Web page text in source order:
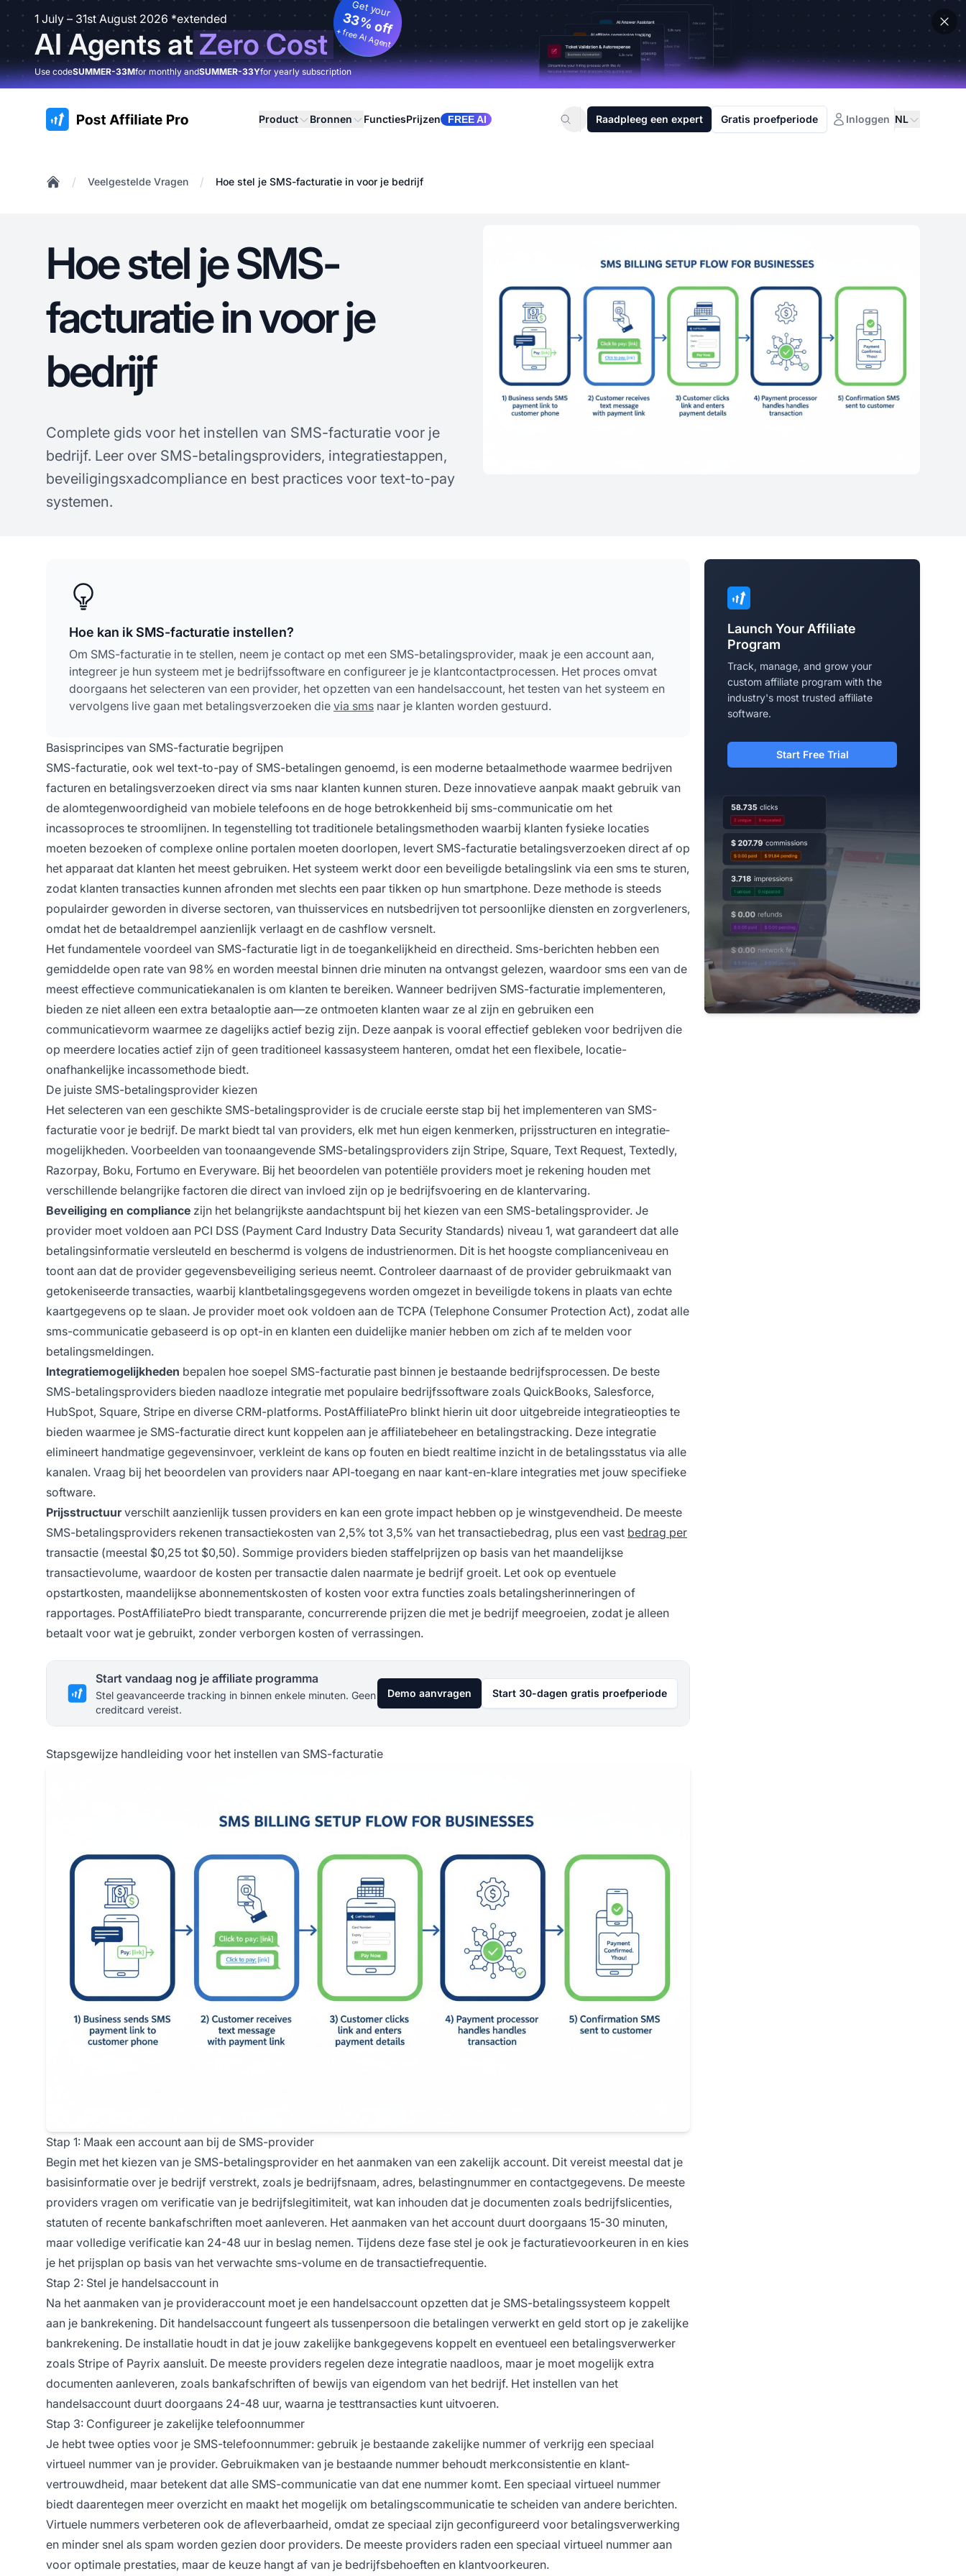
1 July – 31st August 2026 *extended
AI Agents atZero Cost
Get your
33% off
+ free AI Agent
Use codeSUMMER-33Mfor monthly andSUMMER-33Yfor yearly subscription
:site.title Product Bronnen FunctiesPrijzen FREE AI Raadpleeg een expert Gratis proefperiode Inloggen NL
/ Veelgestelde Vragen / Hoe stel je SMS-facturatie in voor je bedrijf
Hoe stel je SMS-
facturatie in voor je
bedrijf
Complete gids voor het instellen van SMS-facturatie voor je
bedrijf. Leer over SMS-betalingsproviders, integratiestappen,
beveiligingsxadcompliance en best practices voor text-to-pay
systemen.
Hoe kan ik SMS-facturatie instellen?
Om SMS-facturatie in te stellen, neem je contact op met een SMS-betalingsprovider, maak je een account aan,
integreer je hun systeem met je bedrijfssoftware en configureer je je klantcontactprocessen. Het proces omvat
doorgaans het selecteren van een provider, het opzetten van een handelsaccount, het testen van het systeem en
vervolgens live gaan met betalingsverzoeken die via sms naar je klanten worden gestuurd.
Basisprincipes van SMS-facturatie begrijpen
SMS-facturatie, ook wel text-to-pay of SMS-betalingen genoemd, is een moderne betaalmethode waarmee bedrijven
facturen en betalingsverzoeken direct via sms naar klanten kunnen sturen. Deze innovatieve aanpak maakt gebruik van
de alomtegenwoordigheid van mobiele telefoons en de hoge betrokkenheid bij sms-communicatie om het
incassoproces te stroomlijnen. In tegenstelling tot traditionele betalingsmethoden waarbij klanten fysieke locaties
moeten bezoeken of complexe online portalen moeten doorlopen, levert SMS-facturatie betalingsverzoeken direct af op
het apparaat dat klanten het meest gebruiken. Het systeem werkt door een beveiligde betalingslink via een sms te sturen,
zodat klanten transacties kunnen afronden met slechts een paar tikken op hun smartphone. Deze methode is steeds
populairder geworden in diverse sectoren, van thuisservices en nutsbedrijven tot persoonlijke diensten en zorgverleners,
omdat het de betaal­drempel aanzienlijk verlaagt en de cashflow versnelt.
Het fundamentele voordeel van SMS-facturatie ligt in de toegankelijkheid en directheid. Sms-berichten hebben een
gemiddelde open rate van 98% en worden meestal binnen drie minuten na ontvangst gelezen, waardoor sms een van de
meest effectieve communicatiekanalen is om klanten te bereiken. Wanneer bedrijven SMS-facturatie implementeren,
bieden ze niet alleen een extra betaaloptie aan—ze ontmoeten klanten waar ze al zijn en gebruiken een
communicatievorm waarmee ze dagelijks actief bezig zijn. Deze aanpak is vooral effectief gebleken voor bedrijven die
op meerdere locaties actief zijn of geen traditioneel kassasysteem hanteren, omdat het een flexibele, locatie-
onafhankelijke incassomethode biedt.
De juiste SMS-betalingsprovider kiezen
Het selecteren van een geschikte SMS-betalingsprovider is de cruciale eerste stap bij het implementeren van SMS-
facturatie voor je bedrijf. De markt biedt tal van providers, elk met hun eigen kenmerken, prijsstructuren en integratie­
mogelijkheden. Voorbeelden van toonaangevende SMS-betalingsproviders zijn Stripe, Square, Text Request, Textedly,
Razorpay, Boku, Fortumo en Everyware. Bij het beoordelen van potentiële providers moet je rekening houden met
verschillende belangrijke factoren die direct van invloed zijn op je bedrijfsvoering en de klantervaring.
Beveiliging en compliance zijn het belangrijkste aandachtspunt bij het kiezen van een SMS-betalingsprovider. Je
provider moet voldoen aan PCI DSS (Payment Card Industry Data Security Standards) niveau 1, wat garandeert dat alle
betalingsinformatie versleuteld en beschermd is volgens de industrienormen. Dit is het hoogste complianceniveau en
toont aan dat de provider gegevensbeveiliging serieus neemt. Controleer daarnaast of de provider gebruikmaakt van
getokeniseerde transacties, waarbij klant­betalingsgegevens worden omgezet in beveiligde tokens in plaats van echte
kaartgegevens op te slaan. Je provider moet ook voldoen aan de TCPA (Telephone Consumer Protection Act), zodat alle
sms-communicatie gebaseerd is op opt-in en klanten een duidelijke manier hebben om zich af te melden voor
betalingsmeldingen.
Integratiemogelijkheden bepalen hoe soepel SMS-facturatie past binnen je bestaande bedrijfsprocessen. De beste
SMS-betalingsproviders bieden naadloze integratie met populaire bedrijfssoftware zoals QuickBooks, Salesforce,
HubSpot, Square, Stripe en diverse CRM-platforms. PostAffiliatePro blinkt hierin uit door uitgebreide integratie­opties te
bieden waarmee je SMS-facturatie direct kunt koppelen aan je affiliatebeheer en betalings­tracking. Deze integratie
elimineert handmatige gegevensinvoer, verkleint de kans op fouten en biedt realtime inzicht in de betalingsstatus via alle
kanalen. Vraag bij het beoordelen van providers naar API-toegang en naar kant-en-klare integraties met jouw specifieke
software.
Prijsstructuurverschilt aanzienlijk tussen providers en kan een grote impact hebben op je winstgevendheid. De meeste
SMS-betalingsproviders rekenen transactiekosten van 2,5% tot 3,5% van het transactiebedrag, plus een vast bedrag per
transactie (meestal $0,25 tot $0,50). Sommige providers bieden staffelprijzen op basis van het maandelijkse
transactievolume, waardoor de kosten per transactie dalen naarmate je bedrijf groeit. Let ook op eventuele
opstartkosten, maandelijkse abonnementskosten of kosten voor extra functies zoals betalingsherinneringen of
rapportages. PostAffiliatePro biedt transparante, concurrerende prijzen die met je bedrijf meegroeien, zodat je alleen
betaalt voor wat je gebruikt, zonder verborgen kosten of verrassingen.
Start vandaag nog je affiliate programma
Stel geavanceerde tracking in binnen enkele minuten. Geen
creditcard vereist.
Demo aanvragen Start 30-dagen gratis proefperiode
Stapsgewijze handleiding voor het instellen van SMS-facturatie
Stap 1: Maak een account aan bij de SMS-provider
Begin met het kiezen van je SMS-betalingsprovider en het aanmaken van een zakelijk account. Dit vereist meestal dat je
basisinformatie over je bedrijf verstrekt, zoals je bedrijfsnaam, adres, belastingnummer en contactgegevens. De meeste
providers vragen om verificatie van je bedrijfslegitimiteit, wat kan inhouden dat je documenten zoals bedrijfslicenties,
statuten of recente bankafschriften moet aanleveren. Het aanmaken van het account duurt doorgaans 15-30 minuten,
maar volledige verificatie kan 24-48 uur in beslag nemen. Tijdens deze fase stel je ook je facturatie­voorkeuren in en kies
je het prijsplan op basis van het verwachte sms-volume en de transactie­frequentie.
Stap 2: Stel je handelsaccount in
Na het aanmaken van je provideraccount moet je een handelsaccount opzetten dat je SMS-betalingssysteem koppelt
aan je bankrekening. Dit handelsaccount fungeert als tussenpersoon die betalingen verwerkt en geld stort op je zakelijke
bankrekening. De installatie houdt in dat je jouw zakelijke bankgegevens koppelt en eventueel een betalingsverwerker
zoals Stripe of Payrix aansluit. De meeste providers regelen deze integratie naadloos, maar je moet mogelijk extra
documenten aanleveren, zoals bankafschriften of bewijs van eigendom van het bedrijf. Het instellen van het
handelsaccount duurt doorgaans 24-48 uur, waarna je testtransacties kunt uitvoeren.
Stap 3: Configureer je zakelijke telefoonnummer
Je hebt twee opties voor je SMS-telefoonnummer: gebruik je bestaande zakelijke nummer of verkrijg een speciaal
virtueel nummer van je provider. Gebruikmaken van je bestaande nummer behoudt merkconsistentie en klant­
vertrouwdheid, maar betekent dat alle SMS-communicatie van dat ene nummer komt. Een speciaal virtueel nummer
biedt daarentegen meer overzicht en maakt het mogelijk om betalings­communicatie te scheiden van andere berichten.
Virtuele nummers verbeteren ook de afleverbaarheid, omdat ze speciaal zijn geconfigureerd voor betalingsverwerking
en minder snel als spam worden gezien door providers. De meeste providers raden een speciaal virtueel nummer aan
voor optimale prestaties, maar de keuze hangt af van je bedrijfsbehoeften en klantvoorkeuren.
Launch Your Affiliate
Program
Track, manage, and grow your
custom affiliate program with the
industry's most trusted affiliate
software.
Start Free Trial